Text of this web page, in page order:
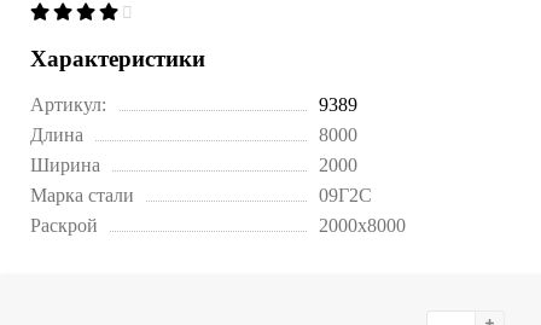
Характеристики
Артикул:
9389
Длина
8000
Ширина
2000
Марка стали
09Г2С
Раскрой
2000х8000